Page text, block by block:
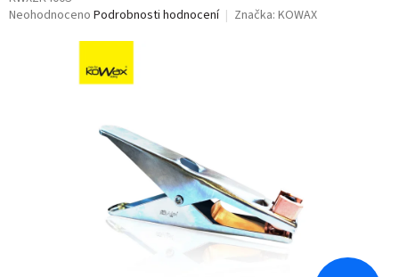
Průměrné
Neohodnoceno Podrobnosti hodnocení Značka: KOWAX